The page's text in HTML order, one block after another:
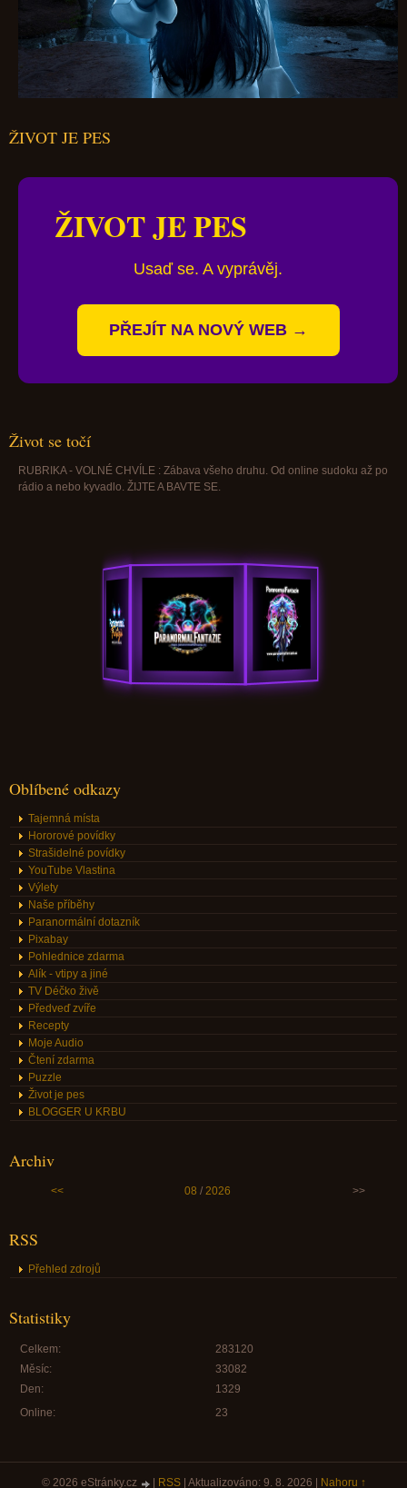
ŽIVOT JE PES
ŽIVOT JE PES
Usaď se. A vyprávěj.
PŘEJÍT NA NOVÝ WEB →
Život se točí
RUBRIKA - VOLNÉ CHVÍLE : Zábava všeho druhu. Od online sudoku až po
rádio a nebo kyvadlo. ŽIJTE A BAVTE SE.
Oblíbené odkazy
Tajemná místa
Hororové povídky
Strašidelné povídky
YouTube Vlastina
Výlety
Naše příběhy
Paranormální dotazník
Pixabay
Pohlednice zdarma
Alík - vtipy a jiné
TV Déčko živě
Předveď zvíře
Recepty
Moje Audio
Čtení zdarma
Puzzle
Život je pes
BLOGGER U KRBU
Archiv
<< 08 / 2026 >>
RSS
Přehled zdrojů
Statistiky
Online: 23
Celkem:
283120
Měsíc:
33082
Den:
1329
© 2026 eStránky.cz RSS| Aktualizováno: 9. 8. 2026 Nahoru ↑